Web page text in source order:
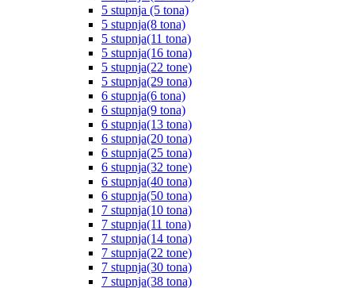
5 stupnja (5 tona)
5 stupnja(8 tona)
5 stupnja(11 tona)
5 stupnja(16 tona)
5 stupnja(22 tone)
5 stupnja(29 tona)
6 stupnja(6 tona)
6 stupnja(9 tona)
6 stupnja(13 tona)
6 stupnja(20 tona)
6 stupnja(25 tona)
6 stupnja(32 tone)
6 stupnja(40 tona)
6 stupnja(50 tona)
7 stupnja(10 tona)
7 stupnja(11 tona)
7 stupnja(14 tona)
7 stupnja(22 tone)
7 stupnja(30 tona)
7 stupnja(38 tona)